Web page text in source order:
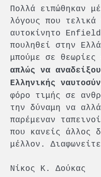
Πολλά ειπώθηκαν
λόγους που τελικά
αυτοκίνητο
πουληθεί στην
μπούμε σε θεωρίες
απλώς να
Ελληνικής
φόρο τιμής σε
την δύναμη να
παρέμεναν
που κανείς άλλος
μέλλον.
Νίκος Κ. Δούκας